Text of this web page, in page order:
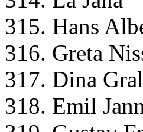
315. Hans
316. Greta
317. Dina
318. Emil